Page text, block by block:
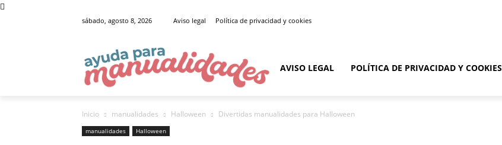
sábado, agosto 8, 2026 Aviso legal Política de privacidad y cookies
AVISO LEGAL POLÍTICA DE PRIVACIDAD Y COOKIES
Inicio manualidades Halloween Divertidas manualidades para Halloween
manualidades Halloween